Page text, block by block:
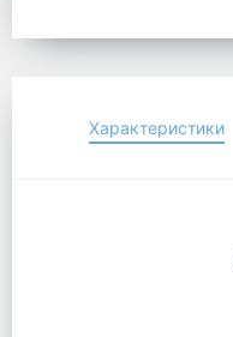
Характеристики